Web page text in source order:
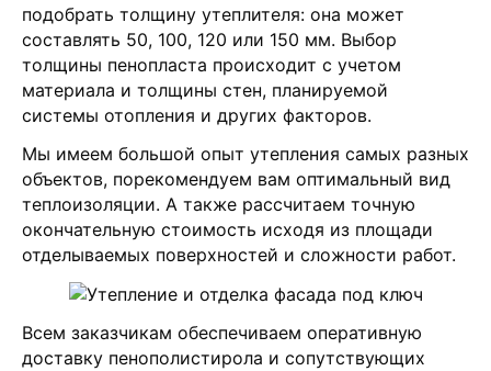
подобрать толщину утеплителя: она может
составлять 50, 100, 120 или 150 мм. Выбор
толщины пенопласта происходит с учетом
материала и толщины стен, планируемой
системы отопления и других факторов.
Мы имеем большой опыт утепления самых разных
объектов, порекомендуем вам оптимальный вид
теплоизоляции. А также рассчитаем точную
окончательную стоимость исходя из площади
отделываемых поверхностей и сложности работ.
Всем заказчикам обеспечиваем оперативную
доставку пенополистирола и сопутствующих